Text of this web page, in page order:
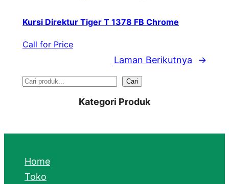
Kursi Direktur Tiger T 1378 FB Chrome
Call for Price
Laman Berikutnya →
S
r
h
Cari
Kategori Produk
Home
Toko